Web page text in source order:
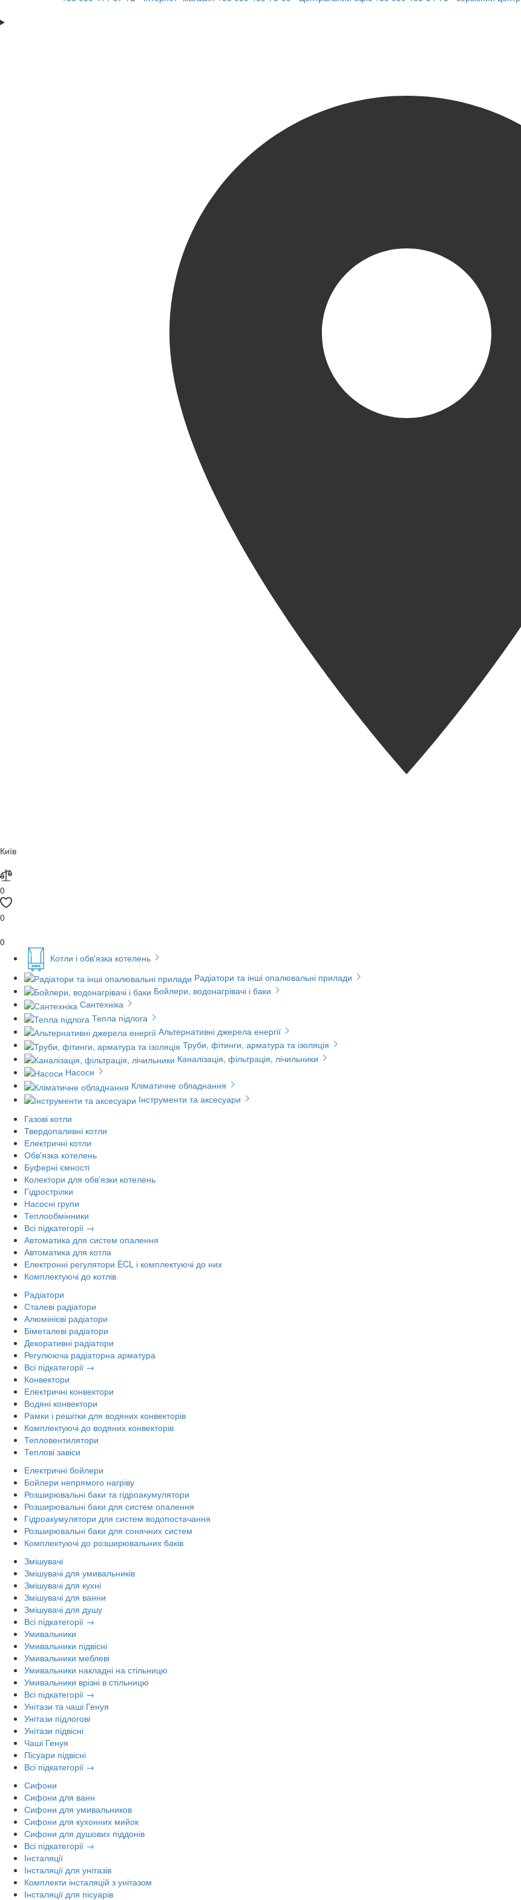
Київ
0
0
0
Котли і обв'язка котелень
Радіатори та інші опалювальні прилади
Бойлери, водонагрівачі і баки
Сантехніка
Тепла підлога
Альтернативні джерела енергії
Труби, фітинги, арматура та ізоляція
Каналізація, фільтрація, лічильники
Насоси
Кліматичне обладнання
Інструменти та аксесуари
Газові котли
Твердопаливні котли
Електричні котли
Обв'язка котелень
Буферні ємності
Колектори для обв'язки котелень
Гідрострілки
Насосні групи
Теплообмінники
Всі підкатегорії →
Автоматика для систем опалення
Автоматика для котла
Електронні регулятори ECL і комплектуючі до них
Комплектуючі до котлів
Радіатори
Сталеві радіатори
Алюмінієві радіатори
Біметалеві радіатори
Декоративні радіатори
Регулююча радіаторна арматура
Всі підкатегорії →
Конвектори
Електричні конвектори
Водяні конвектори
Рамки і решітки для водяних конвекторів
Комплектуючі до водяних конвекторів
Тепловентилятори
Теплові завіси
Електричні бойлери
Бойлери непрямого нагріву
Розширювальні баки та гідроакумулятори
Розширювальні баки для систем опалення
Гідроакумулятори для систем водопостачання
Розширювальні баки для сонячних систем
Комплектуючі до розширювальних баків
Змішувачі
Змішувачі для умивальників
Змішувачі для кухні
Змішувачі для ванни
Змішувачі для душу
Всі підкатегорії →
Умивальники
Умивальники підвісні
Умивальники меблеві
Умивальники накладні на стільницю
Умивальники врізні в стільницю
Всі підкатегорії →
Унітази та чаші Генуя
Унітази підлогові
Унітази підвісні
Чаші Генуя
Пісуари підвісні
Всі підкатегорії →
Сифони
Сифони для ванн
Сифони для умивальников
Сифони для кухонних мийок
Сифони для душових піддонів
Всі підкатегорії →
Інсталяції
Інсталяції для унітазів
Комплекти інсталяцій з унітазом
Інсталяції для пісуарів